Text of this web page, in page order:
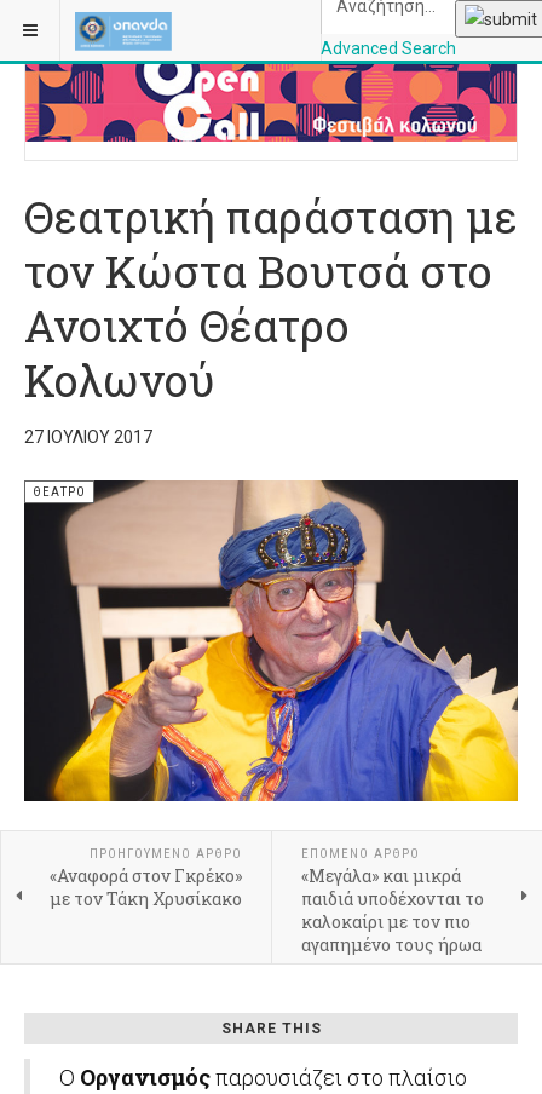
Advanced Search
ΒΡΊΣΚΕΣΤΕ ΕΔΏ: ΑΡΧΙΚΉ
Θεατρική παράσταση με
τον Κώστα Βουτσά στο
Ανοιχτό Θέατρο
Κολωνού
27 ΙΟΥΛΊΟΥ 2017
ΘΈΑΤΡΟ
ΠΡΟΗΓΟΎΜΕΝΟ ΆΡΘΡΟ
«Αναφορά στον Γκρέκο»
με τον Τάκη Χρυσίκακο
ΕΠΌΜΕΝΟ ΆΡΘΡΟ
«Μεγάλα» και μικρά
παιδιά υποδέχονται το
καλοκαίρι με τον πιο
αγαπημένο τους ήρωα
SHARE THIS
Ο Οργανισμόςπαρουσιάζει στο πλαίσιο